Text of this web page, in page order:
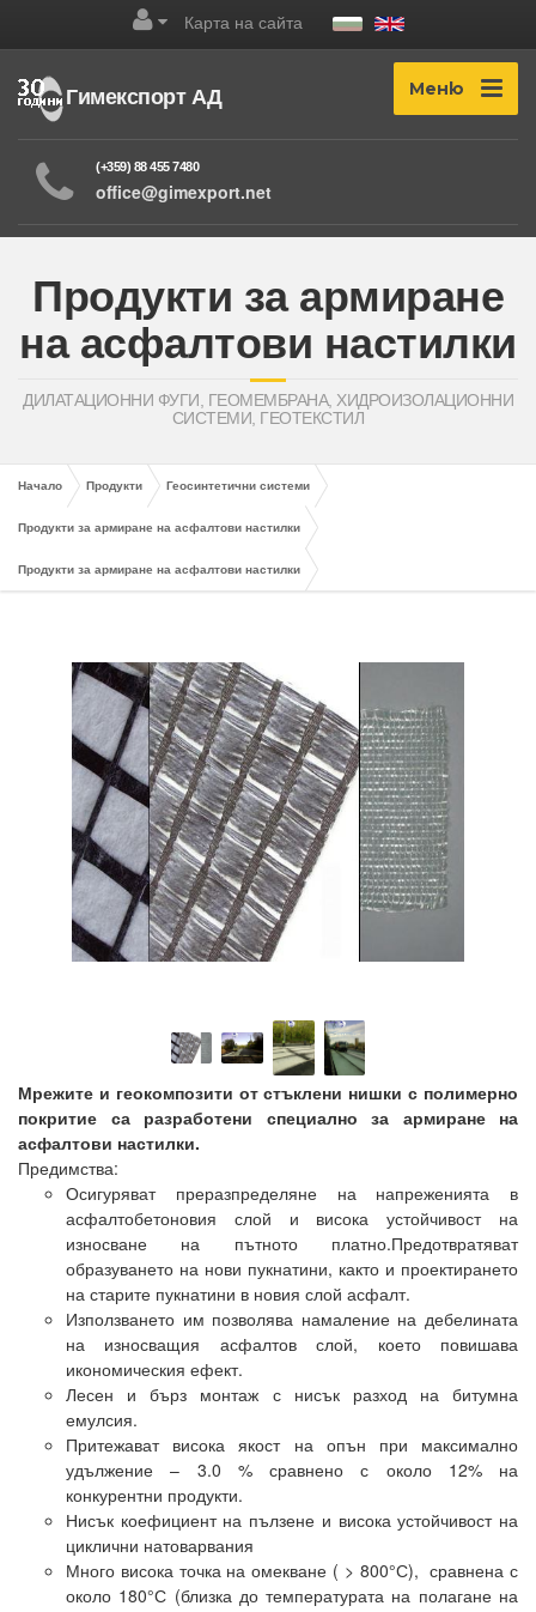
Карта на сайта
Гимекспорт АД Меню
(+359) 88 455 7480
office@gimexport.net
Продукти за армиране
на асфалтови настилки
ДИЛАТАЦИОННИ ФУГИ, ГЕОМЕМБРАНА, ХИДРОИЗОЛАЦИОННИ
СИСТЕМИ, ГЕОТЕКСТИЛ
Начало Продукти Геосинтетични системи
Продукти за армиране на асфалтови настилки
Продукти за армиране на асфалтови настилки
Мрежите и геокомпозити от стъклени нишки с полимерно
покритие са разработени специално за армиране на
асфалтови настилки.
Предимства:
Осигуряват преразпределяне на напреженията в
асфалтобетоновия слой и висока устойчивост на
износване на пътното платно.Предотвратяват
образуването на нови пукнатини, както и проектирането
на старите пукнатини в новия слой асфалт.
Използването им позволява намаление на дебелината
на износващия асфалтов слой, което повишава
икономическия ефект.
Лесен и бърз монтаж с нисък разход на битумна
емулсия.
Притежават висока якост на опън при максимално
удължение – 3.0 % сравнено с около 12% на
конкурентни продукти.
Нисък коефициент на пълзене и висока устойчивост на
циклични натоварвания
Много висока точка на омекване ( > 800°С), сравнена с
около 180°С (близка до температурата на полагане на